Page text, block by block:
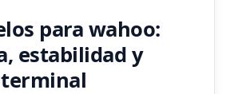
para wahoo:
estabilidad y